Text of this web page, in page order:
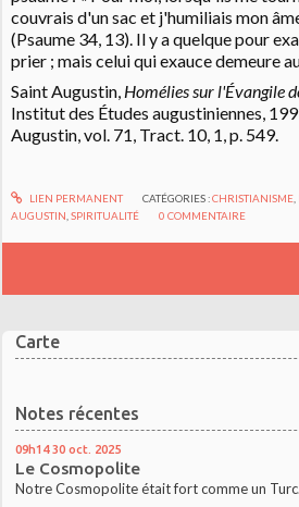
Carte
Notes récentes
09h14 30 oct. 2025
Le Cosmopolite
Notre Cosmopolite était fort comme un
couvrais d'un sac et j'humiliais mon
(Psaume 34, 13). Il y a quelque pour
prier ; mais celui qui exauce demeure
Saint Augustin, Homélies sur l'Évangile
Institut des Études augustiniennes,
Augustin, vol. 71, Tract. 10, 1, p. 549.
LIEN PERMANENT CATÉGORIES :CHRISTIANISME,
AUGUSTIN ,SPIRITUALITÉ 0 COMMENTAIRE